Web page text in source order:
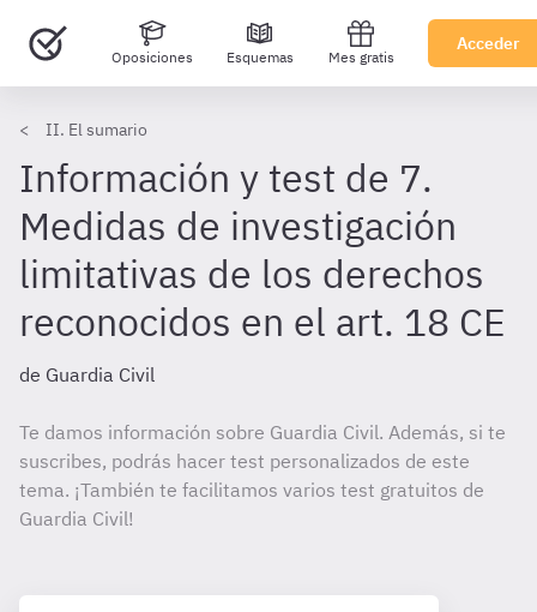
Oposiciones Esquemas Mes gratis
Acceder
II. El sumario
Información y test de 7.
Medidas de investigación
limitativas de los derechos
reconocidos en el art. 18 CE
de Guardia Civil
Te damos información sobre Guardia Civil. Además, si te
suscribes, podrás hacer test personalizados de este
tema. ¡También te facilitamos varios test gratuitos de
Guardia Civil!